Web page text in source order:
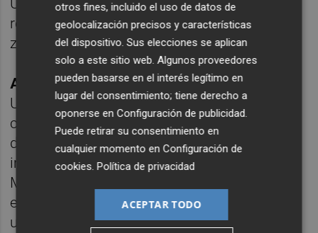
Urbanismo de la UPV, ha planteado nuevas
realidades de planificación que afectan a las
zonas inundables.
Alberto Corsín, antropólogo social por la
Universidad de Oxford e investigador
científico de Antropología del CSIC, ha
desglosado un estudio que analiza el
impacto de la pandemia en la ciudad de
Madrid y cómo la solidaridad barrial y la
experimentación vecinal dieron luz a un
urbanismo impredecible y qué aprendizajes
otros fines, incluido el uso de datos de
geolocalización precisos y características
del dispositivo. Sus elecciones se aplican
solo a este sitio web. Algunos proveedores
pueden basarse en el interés legítimo en
lugar del consentimiento; tiene derecho a
oponerse enConfiguración de publicidad
Puede retirar su consentimiento en
cualquier momento enConfiguración de
cookies .Política de privacidad
ACEPTAR TODO